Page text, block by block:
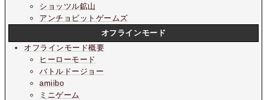
ショッツル鉱山
アンチョビットゲームズ
オフラインモード
オフラインモード概要
ヒーローモード
バトルドージョー
amiibo
ミニゲーム